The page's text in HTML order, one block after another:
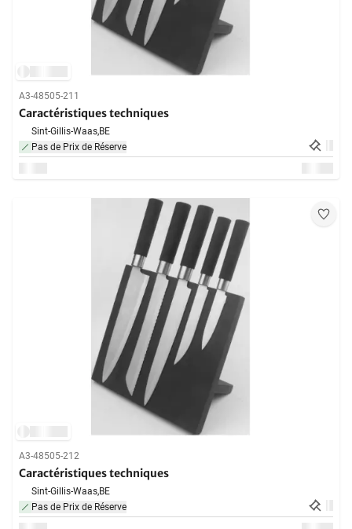
A3-48505-211
Caractéristiques techniques
Sint-Gillis-Waas,BE
Pas de Prix de Réserve
A3-48505-212
Caractéristiques techniques
Sint-Gillis-Waas,BE
Pas de Prix de Réserve